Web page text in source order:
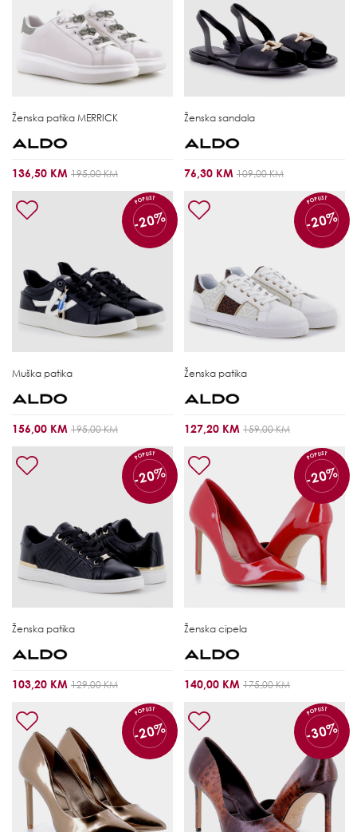
Ženska patika MERRICK
136,50 KM 195,00 KM
Ženska sandala
76,30 KM 109,00 KM
POPUST
-20%
Muška patika
156,00 KM 195,00 KM
POPUST
-20%
Ženska patika
127,20 KM 159,00 KM
POPUST
-20%
Ženska patika
103,20 KM 129,00 KM
POPUST
-20%
Ženska cipela
140,00 KM 175,00 KM
POPUST
-20%
POPUST
-30%